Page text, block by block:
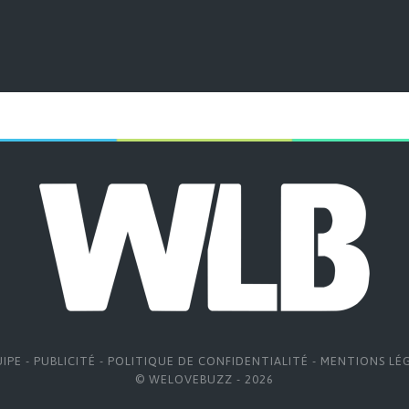
- PUBLICITÉ - POLITIQUE DE CONFIDENTIALITÉ - MENTIONS
© WELOVEBUZZ - 2026